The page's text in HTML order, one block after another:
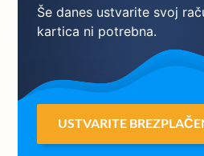
Še danes ustvarite svoj
kartica ni potrebna.
USTVARITE